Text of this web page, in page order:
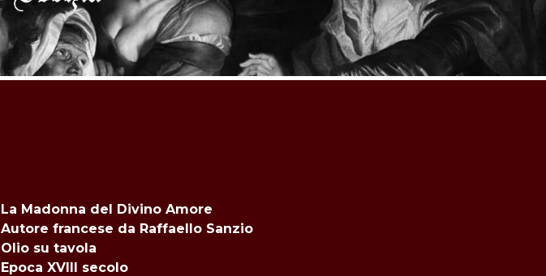
La Madonna del Divino Amore
Autore francese da Raffaello Sanzio
Olio su tavola
Epoca XVIII secolo